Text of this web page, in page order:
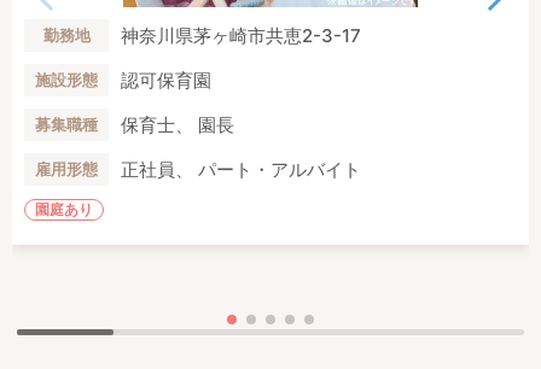
勤務地 神奈川県茅ヶ崎市共恵2-3-17
施設形態 認可保育園
募集職種 保育士、 園長
雇用形態 正社員、 パート・アルバイト
園庭あり